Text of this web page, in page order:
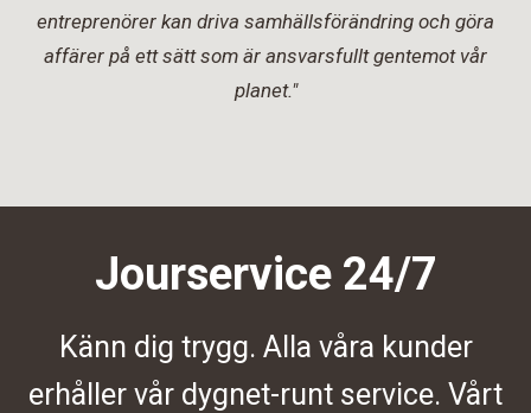
entreprenörer kan driva samhällsförändring och göra
affärer på ett sätt som är ansvarsfullt gentemot vår
planet."
Jourservice 24/7
Känn dig trygg. Alla våra kunder
erhåller vår dygnet-runt service. Vårt